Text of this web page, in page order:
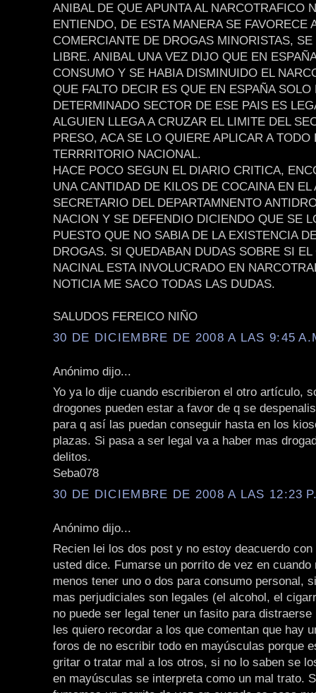
ANIBAL DE QUE APUNTA AL NARCOTRAFICO
ENTIENDO, DE ESTA MANERA SE FAVORECE
COMERCIANTE DE DROGAS MINORISTAS, SE
LIBRE. ANIBAL UNA VEZ DIJO QUE EN
CONSUMO Y SE HABIA DISMINUIDO EL
QUE FALTO DECIR ES QUE EN ESPAÑA SOLO
DETERMINADO SECTOR DE ESE PAIS ES
ALGUIEN LLEGA A CRUZAR EL LIMITE DEL
PRESO, ACA SE LO QUIERE APLICAR A TODO
TERRRITORIO NACIONAL.
HACE POCO SEGUN EL DIARIO CRITICA,
UNA CANTIDAD DE KILOS DE COCAINA EN EL
SECRETARIO DEL DEPARTAMNENTO
NACION Y SE DEFENDIO DICIENDO QUE SE
PUESTO QUE NO SABIA DE LA EXISTENCIA
DROGAS. SI QUEDABAN DUDAS SOBRE SI EL
NACINAL ESTA INVOLUCRADO EN
NOTICIA ME SACO TODAS LAS DUDAS.
SALUDOS FEREICO NIÑO
30 DE DICIEMBRE DE 2008 A LAS 9:45
Anónimo dijo...
Yo ya lo dije cuando escribieron el otro artículo,
drogones pueden estar a favor de q se
para q así las puedan conseguir hasta en los
plazas. Si pasa a ser legal va a haber mas
delitos.
Seba078
30 DE DICIEMBRE DE 2008 A LAS 12:23
Anónimo dijo...
Recien lei los dos post y no estoy deacuerdo con
usted dice. Fumarse un porrito de vez en cuando
menos tener uno o dos para consumo personal,
mas perjudiciales son legales (el alcohol, el
no puede ser legal tener un fasito para distraerse
les quiero recordar a los que comentan que hay
foros de no escribir todo en mayúsculas porque
gritar o tratar mal a los otros, si no lo saben se
en mayúsculas se interpreta como un mal trato.